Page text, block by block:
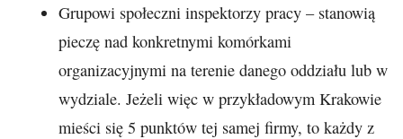
Grupowi społeczni inspektorzy pracy – stanowią
pieczę nad konkretnymi komórkami
organizacyjnymi na terenie danego oddziału lub w
wydziale. Jeżeli więc w przykładowym Krakowie
mieści się 5 punktów tej samej firmy, to każdy z